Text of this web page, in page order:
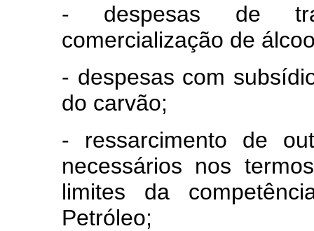
- despesas de
comercialização de
- despesas com
do carvão;
- ressarcimento de
necessários nos
limites da
Petróleo;